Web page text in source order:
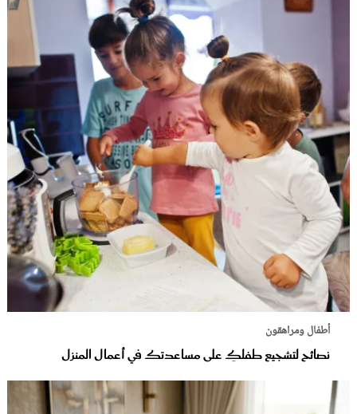
أطفال ومراهقون
نصائح لتشجيع طفلكِ على مساعدتك في أعمال المنزل